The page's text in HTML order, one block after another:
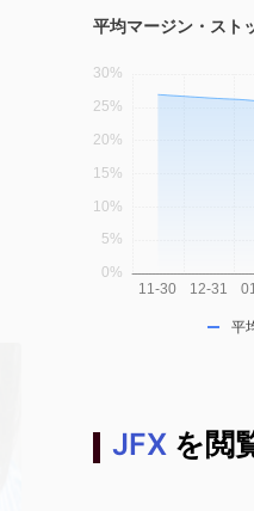
平均マージン・スト
平
JFX を閲